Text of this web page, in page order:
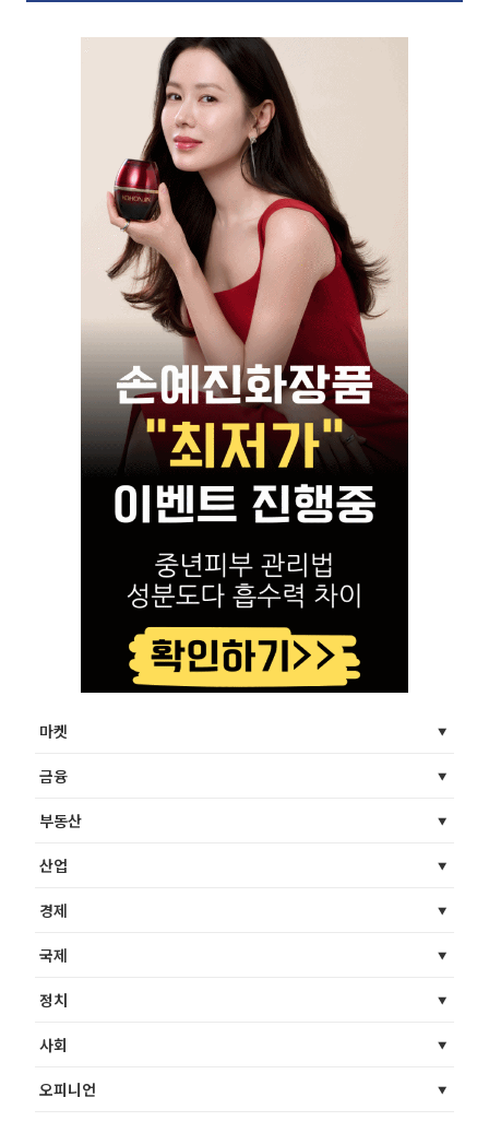
마켓
금융
부동산
산업
경제
국제
정치
사회
오피니언